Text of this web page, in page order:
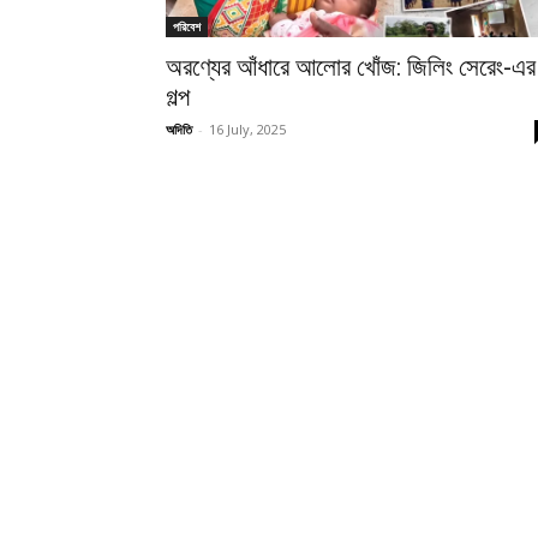
পরিবেশ
অরণ্যের আঁধারে আলোর খোঁজ: জিলিং সেরেং-এর
গল্প
অদিতি - 16 July, 2025